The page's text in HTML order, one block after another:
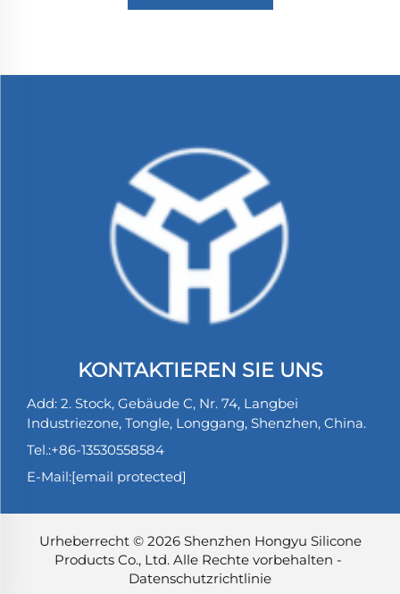
KONTAKTIEREN SIE UNS
Add: 2. Stock, Gebäude C, Nr. 74, Langbei
Industriezone, Tongle, Longgang, Shenzhen, China.
Tel.:+86-13530558584
E-Mail:[email protected]
Urheberrecht © 2026 Shenzhen Hongyu Silicone
Products Co., Ltd. Alle Rechte vorbehalten -
Datenschutzrichtlinie